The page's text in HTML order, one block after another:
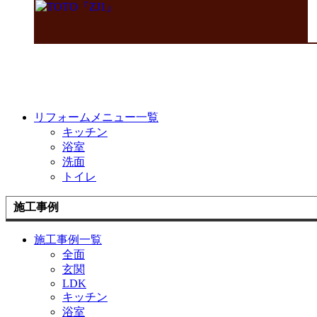
リフォームメニュー一覧
キッチン
浴室
洗面
トイレ
施工事例
施工事例一覧
全面
玄関
LDK
キッチン
浴室